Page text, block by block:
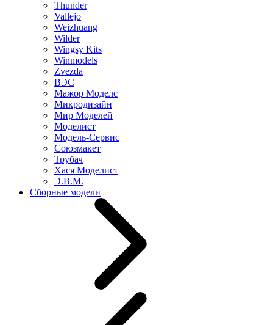
Thunder
Vallejo
Weizhuang
Wilder
Wingsy Kits
Winmodels
Zvezda
ВЭС
Мажор Моделс
Микродизайн
Мир Моделей
Моделист
Модель-Сервис
Союзмакет
Трубач
Хася Моделист
Э.В.М.
Сборные модели